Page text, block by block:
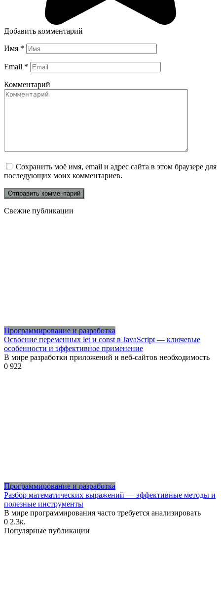
Добавить комментарий
Имя *
Email *
Комментарий
Сохранить моё имя, email и адрес сайта в этом браузере для
последующих моих комментариев.
Свежие публикации
Программирование и разработка
Освоение переменных let и const в JavaScript — ключевые
особенности и эффективное применение
В мире разработки приложений и веб-сайтов необходимость
0 922
Программирование и разработка
Разбор математических выражений — эффективные методы и
полезные инструменты
В мире программирования часто требуется анализировать
0 2.3к.
Популярные публикации